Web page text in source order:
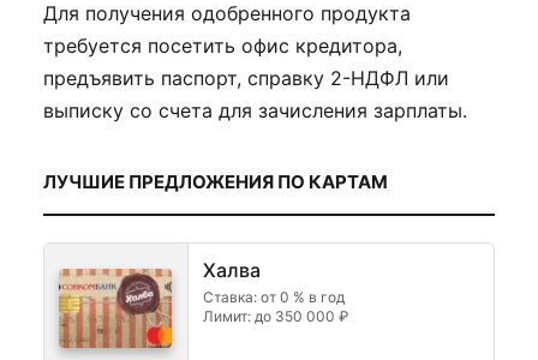
Для получения одобренного продукта
требуется посетить офис кредитора,
предъявить паспорт, справку 2-НДФЛ или
выписку со счета для зачисления зарплаты.
ЛУЧШИЕ ПРЕДЛОЖЕНИЯ ПО КАРТАМ
Халва
Ставка: от 0 % в год
Лимит: до 350 000 ₽